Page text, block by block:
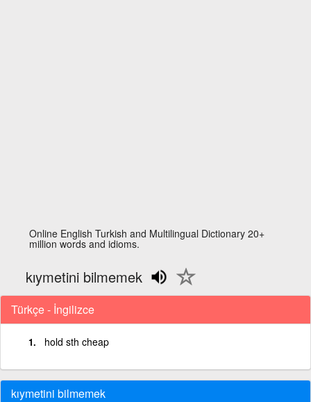
Online English Turkish and Multilingual Dictionary 20+
million words and idioms.
kıymetini bilmemek
Türkçe - İngilizce
hold sth cheap
kıymetini bilmemek